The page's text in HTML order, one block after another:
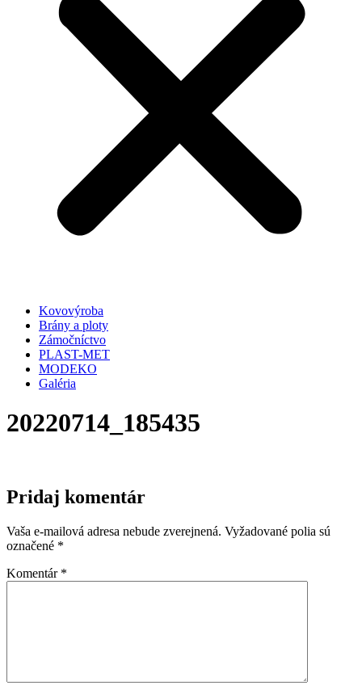
Kovovýroba
Brány a ploty
Zámočníctvo
PLAST-MET
MODEKO
Galéria
20220714_185435
Pridaj komentár
Vaša e-mailová adresa nebude zverejnená. Vyžadované polia sú
označené *
Komentár *